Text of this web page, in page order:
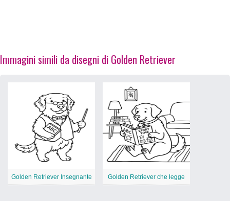
Immagini simili da disegni di Golden Retriever
Golden Retriever Insegnante Golden Retriever che legge